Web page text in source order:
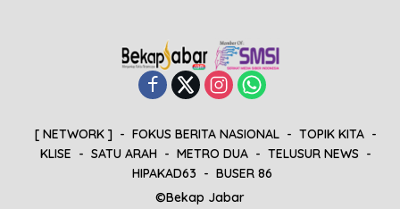
[ NETWORK ] FOKUS BERITA NASIONAL
TOPIK KITA
KLISE
SATU ARAH METRO DUA
TELUSUR NEWS
HIPAKAD63
BUSER 86
©Bekap Jabar